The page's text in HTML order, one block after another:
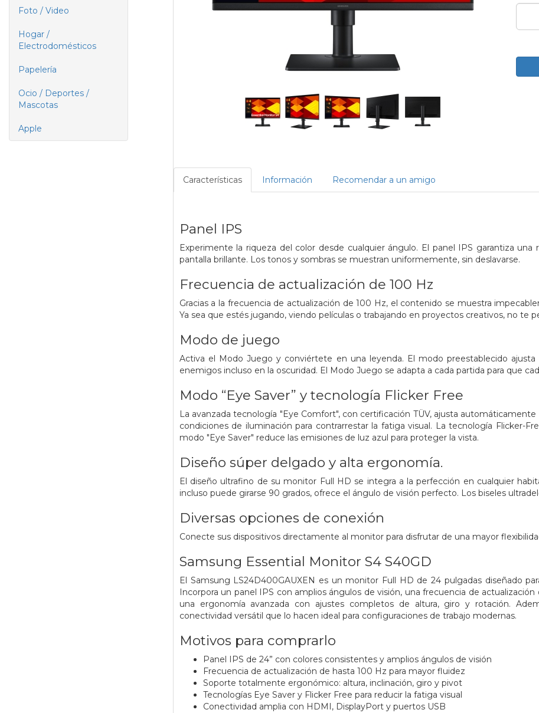
Foto / Video
Hogar /
Electrodomésticos
Papelería
Ocio / Deportes /
Mascotas
Apple
Características Información Recomendar a un amigo
Panel IPS
Experimente la riqueza del color desde cualquier ángulo. El panel IPS garantiza
pantalla brillante. Los tonos y sombras se muestran uniformemente, sin deslavarse.
Frecuencia de actualización de 100 Hz
Gracias a la frecuencia de actualización de 100 Hz, el contenido se muestra
Ya sea que estés jugando, viendo películas o trabajando en proyectos creativos, no te
Modo de juego
Activa el Modo Juego y conviértete en una leyenda. El modo preestablecido
enemigos incluso en la oscuridad. El Modo Juego se adapta a cada partida para que
Modo “Eye Saver” y tecnología Flicker Free
La avanzada tecnología "Eye Comfort", con certificación TÜV, ajusta
condiciones de iluminación para contrarrestar la fatiga visual. La tecnología Flicker-
modo "Eye Saver" reduce las emisiones de luz azul para proteger la vista.
Diseño súper delgado y alta ergonomía.
El diseño ultrafino de su monitor Full HD se integra a la perfección en cualquier
incluso puede girarse 90 grados, ofrece el ángulo de visión perfecto. Los biseles
Diversas opciones de conexión
Conecte sus dispositivos directamente al monitor para disfrutar de una mayor
Samsung Essential Monitor S4 S40GD
El Samsung LS24D400GAUXEN es un monitor Full HD de 24 pulgadas diseñado
Incorpora un panel IPS con amplios ángulos de visión, una frecuencia de
una ergonomía avanzada con ajustes completos de altura, giro y rotación.
conectividad versátil que lo hacen ideal para configuraciones de trabajo modernas.
Motivos para comprarlo
Panel IPS de 24” con colores consistentes y amplios ángulos de visión
Frecuencia de actualización de hasta 100 Hz para mayor fluidez
Soporte totalmente ergonómico: altura, inclinación, giro y pivot
Tecnologías Eye Saver y Flicker Free para reducir la fatiga visual
Conectividad amplia con HDMI, DisplayPort y puertos USB